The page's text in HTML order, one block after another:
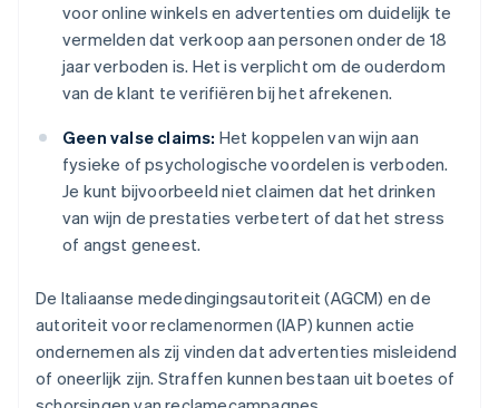
voor online winkels en advertenties om duidelijk te
vermelden dat verkoop aan personen onder de 18
jaar verboden is. Het is verplicht om de ouderdom
van de klant te verifiëren bij het afrekenen.
Geen valse claims: Het koppelen van wijn aan
fysieke of psychologische voordelen is verboden.
Je kunt bijvoorbeeld niet claimen dat het drinken
van wijn de prestaties verbetert of dat het stress
of angst geneest.
De Italiaanse mededingingsautoriteit (AGCM) en de
autoriteit voor reclamenormen (IAP) kunnen actie
ondernemen als zij vinden dat advertenties misleidend
of oneerlijk zijn. Straffen kunnen bestaan uit boetes of